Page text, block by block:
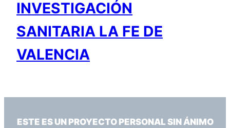
INVESTIGACIÓN
SANITARIA LA FE DE
VALENCIA
ESTE ES UN PROYECTO PERSONAL SIN ÁNIMO